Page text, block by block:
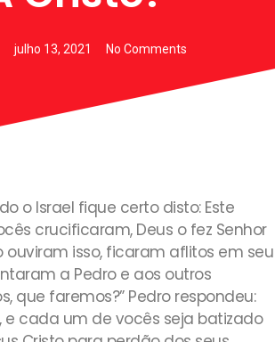
julho 13, 2021 No Comments
o Israel fique certo disto: Este
crucificaram, Deus o fez Senhor
ouviram isso, ficaram aflitos em seu
a Pedro e aos outros
que faremos?” Pedro respondeu:
e cada um de vocês seja batizado